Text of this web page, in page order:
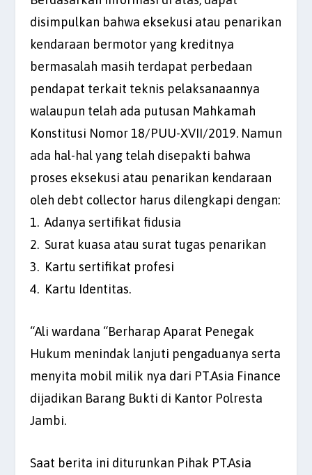
disimpulkan bahwa eksekusi atau penarikan
kendaraan bermotor yang kreditnya
bermasalah masih terdapat perbedaan
pendapat terkait teknis pelaksanaannya
walaupun telah ada putusan Mahkamah
Konstitusi Nomor 18/PUU-XVII/2019. Namun
ada hal-hal yang telah disepakti bahwa
proses eksekusi atau penarikan kendaraan
oleh debt collector harus dilengkapi dengan:
1. Adanya sertifikat fidusia
2. Surat kuasa atau surat tugas penarikan
3. Kartu sertifikat profesi
4. Kartu Identitas.
“Ali wardana “Berharap Aparat Penegak
Hukum menindak lanjuti pengaduanya serta
menyita mobil milik nya dari PT.Asia Finance
dijadikan Barang Bukti di Kantor Polresta
Jambi.
Saat berita ini diturunkan Pihak PT.Asia